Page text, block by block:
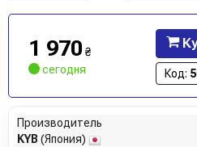
1 970 ₴
сегодня
Код:
Производитель
KYB (Япония)